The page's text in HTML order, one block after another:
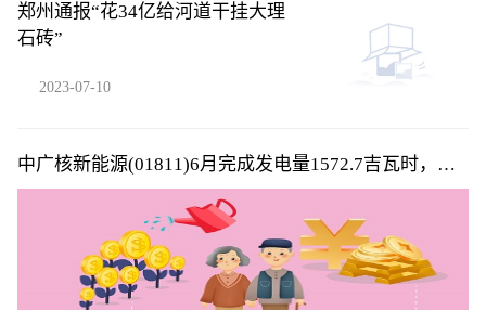
郑州通报“花34亿给河道干挂大理
石砖”
2023-07-10
中广核新能源(01811)6月完成发电量1572.7吉瓦时，同
比减少6.6%